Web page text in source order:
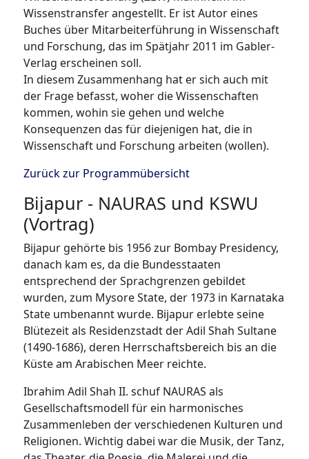
Wissenstransfer angestellt. Er ist Autor eines
Buches über Mitarbeiterführung in Wissenschaft
und Forschung, das im Spätjahr 2011 im Gabler-
Verlag erscheinen soll.
In diesem Zusammenhang hat er sich auch mit
der Frage befasst, woher die Wissenschaften
kommen, wohin sie gehen und welche
Konsequenzen das für diejenigen hat, die in
Wissenschaft und Forschung arbeiten (wollen).
Zurück zur Programmübersicht
Bijapur - NAURAS und KSWU
(Vortrag)
Bijapur gehörte bis 1956 zur Bombay Presidency,
danach kam es, da die Bundesstaaten
entsprechend der Sprachgrenzen gebildet
wurden, zum Mysore State, der 1973 in Karnataka
State umbenannt wurde. Bijapur erlebte seine
Blütezeit als Residenzstadt der Adil Shah Sultane
(1490-1686), deren Herrschaftsbereich bis an die
Küste am Arabischen Meer reichte.
Ibrahim Adil Shah II. schuf NAURAS als
Gesellschaftsmodell für ein harmonisches
Zusammenleben der verschiedenen Kulturen und
Religionen. Wichtig dabei war die Musik, der Tanz,